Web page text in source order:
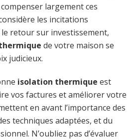
largement ces
les incitations
retour sur investissement,
de votre maison se
judicieux.
isolation thermique est
vos factures et améliorer votre
en avant l’importance des
techniques adaptées, et du
N’oubliez pas d’évaluer